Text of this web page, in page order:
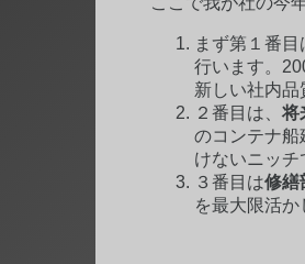
まず第１番目
行います。
新しい社内品
２番目は、将
のコンテナ船
けないニッチ
３番目は修繕
を最大限活